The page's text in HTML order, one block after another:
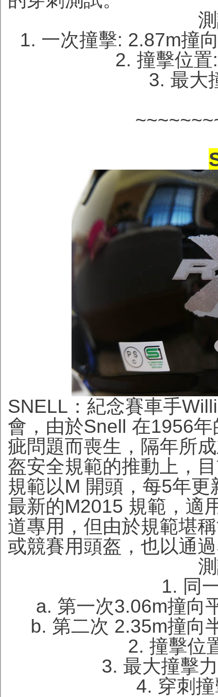
1. 一次撞擊: 2.87m撞
2. 撞擊位
3. 最大
SNELL：紀念賽車手
會，由於Snell 在1956
疵問題而喪生，隔年所
盔安全規範的推動上，
規範以M 開頭，每5年
最新的M2015 規範，適
道專用，但由於規範堪
或競賽用頭盔，也以通
1. 同
a. 第一次3.06m撞向
b. 第二次 2.35m撞向
2. 撞擊位
3. 最大撞擊
4. 穿刺